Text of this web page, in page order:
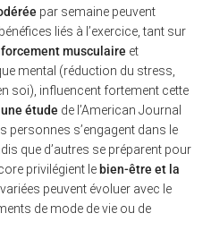
par semaine peuvent
liés à l’exercice, tant sur
musculaire et
mental (réduction du stress,
soi), influencent fortement cette
étude de l’American Journal
personnes s’engagent dans le
que d’autres se préparent pour
privilégient le bien-être et la
peuvent évoluer avec le
de mode de vie ou de